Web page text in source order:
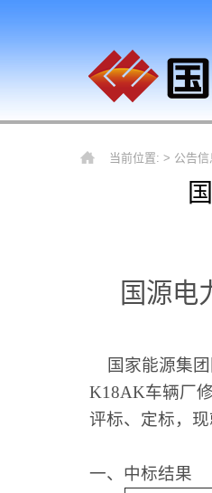
当前位置: > 公告信
国源电
国家能源集团
K18AK车辆厂
评标、定标，
一、中标结果